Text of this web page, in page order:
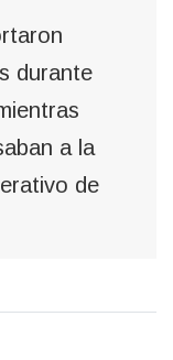
durante
a la
de